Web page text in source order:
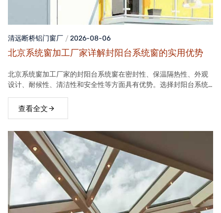
清远断桥铝门窗厂 2026-08-06
北京系统窗加工厂家详解封阳台系统窗的实用优势
北京系统窗加工厂家的封阳台系统窗在密封性、保温隔热性、外观
设计、耐候性、清洁性和安全性等方面具有优势。选择封阳台系统
体验。
查看全文